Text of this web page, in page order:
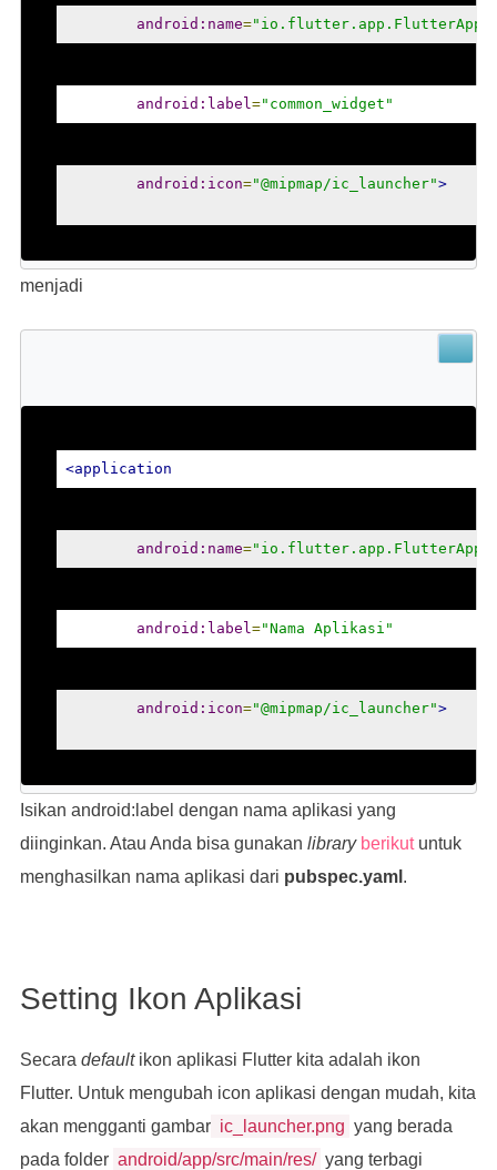
android:name=
android:label="common_widget"
android:icon="@mipmap/ic_launcher">
menjadi
<application
android:name=
android:label="Nama Aplikasi"
android:icon="@mipmap/ic_launcher">
Isikan android:label dengan nama aplikasi yang
diinginkan. Atau Anda bisa gunakan library berikutuntuk
menghasilkan nama aplikasi dari pubspec.yaml .
Setting Ikon Aplikasi
Secara defaultikon aplikasi Flutter kita adalah ikon
Flutter. Untuk mengubah icon aplikasi dengan mudah, kita
akan mengganti gambar ic_launcher.png yang berada
pada folder android/app/src/main/res/ yang terbagi